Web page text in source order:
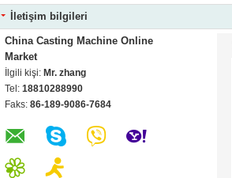
İletişim bilgileri
China Casting Machine Online
Market
İlgili kişi: Mr. zhang
Tel: 18810288990
Faks: 86-189-9086-7684